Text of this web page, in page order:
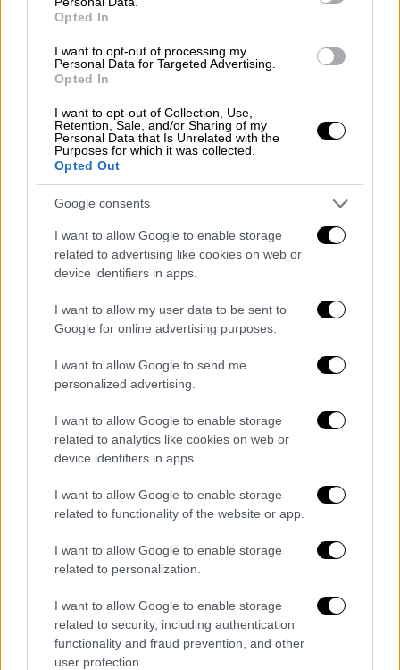
Opted In
I want to opt-out of processing my
Personal Data for Targeted Advertising.
Opted In
I want to opt-out of Collection, Use,
Retention, Sale, and/or Sharing of my
Personal Data that Is Unrelated with the
Purposes for which it was collected.
Opted Out
Google consents
I want to allow Google to enable storage
related to advertising like cookies on web or
device identifiers in apps.
I want to allow my user data to be sent to
Google for online advertising purposes.
I want to allow Google to send me
personalized advertising.
I want to allow Google to enable storage
related to analytics like cookies on web or
device identifiers in apps.
I want to allow Google to enable storage
related to functionality of the website or app.
I want to allow Google to enable storage
related to personalization.
I want to allow Google to enable storage
related to security, including authentication
functionality and fraud prevention, and other
user protection.
πράγματα για να διασκεδάσει τον εαυτό του
ή να αντιμετωπίσει την ανία του. Κάθεται
ήσυχο, φαίνεται ότι παίζει με κάτι, δεν
ενοχλεί, οπότε ο γονιός δεν μπορεί να
βαριά σύνδρομα, όπως, για παράδειγμα, η
τάση να τραβάει τις τρίχες του, μπορεί να
οδηγηθεί και στο να τις καταπιεί.
στο φάσμα του αυτισμού μπορεί να
παρουσιάσουν τέτοιες παράδοξες
συμπεριφορές. Η αλλοτριοφαγία, δηλαδή η
κατάποση μη βρώσιμων πραγμάτων,
παρουσιάζεται κυρίως στα πολύ μικρά
παιδιά. Η τριχοτιλλομανία μπορεί να
παρουσιαστεί σε όλη τη διάρκεια της ζωής
ενός ανθρώπου», λέει στο ethnos.gr η κ.
Τσούρα.
Τι πρέπει να κάνουν οι γονείς
Κατά την ψυχίατρο παιδιών και εφήβων, οι
δεν
πρέπει να τα αφήνουνγιαπολύ ώρα χωρίς
. Να σημειωθεί, ωστόσο, ότι σε
κάθε περίπτωση δεν είναι εύκολο να
αντιληφθούν ότι το παιδί τους παρουσιάζει
τριχοτιλλομανία.
«Οι γονείς μπορούν να το αντιληφθούν, όταν
το παιδί τους παραπονεθεί για κοιλιακό